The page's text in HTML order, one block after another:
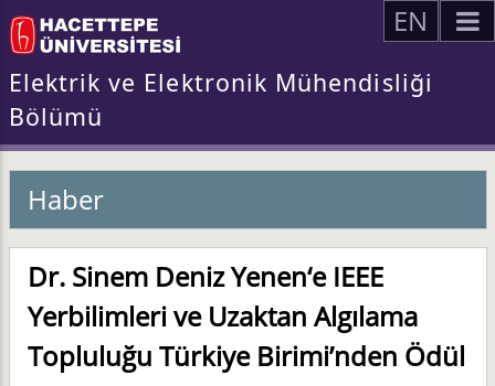
EN
Elektrik ve Elektronik Mühendisliği
Bölümü
Haber
Dr. Sinem Deniz Yenen‘e IEEE
Yerbilimleri ve Uzaktan Algılama
Topluluğu Türkiye Birimi’nden Ödül